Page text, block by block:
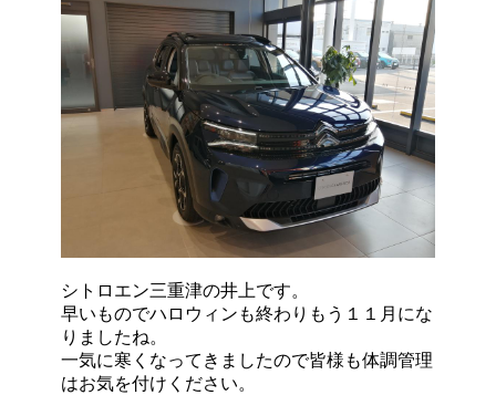
シトロエン三重津の井上です。
早いものでハロウィンも終わりもう１１月にな
りましたね。
一気に寒くなってきましたので皆様も体調管理
はお気を付けください。